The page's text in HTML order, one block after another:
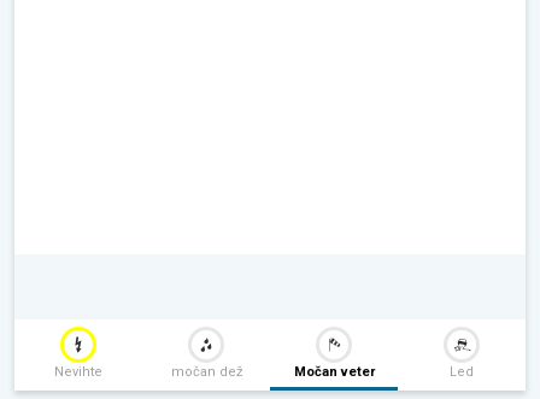
Nevihte močan dež Močan veter Led